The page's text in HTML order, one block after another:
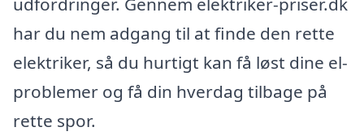
har du nem adgang til at finde den rette
elektriker, så du hurtigt kan få løst dine el-
problemer og få din hverdag tilbage på
rette spor.